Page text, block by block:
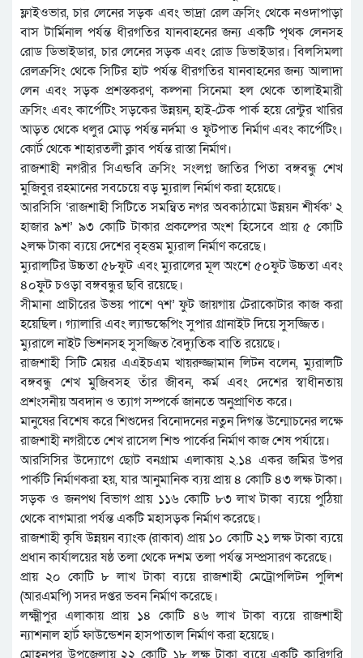
ফ্লাইওভার, চার লেনের সড়ক এবং ভাদ্রা রেল ক্রসিং থেকে নওদাপাড়া
বাস টার্মিনাল পর্যন্ত ধীরগতির যানবাহনের জন্য একটি পৃথক লেনসহ
রোড ডিভাইডার, চার লেনের সড়ক এবং রোড ডিভাইডার। বিলসিমলা
রেলক্রসিং থেকে সিটির হাট পর্যন্ত ধীরগতির যানবাহনের জন্য আলাদা
লেন এবং সড়ক প্রশস্তকরণ, কল্পনা সিনেমা হল থেকে তালাইমারী
ক্রসিং এবং কার্পেটিং সড়কের উন্নয়ন, হাই-টেক পার্ক হয়ে রেন্টুর খারির
আড়ত থেকে ধলুর মোড় পর্যন্ত নর্দমা ও ফুটপাত নির্মাণ এবং কার্পেটিং।
কোর্ট থেকে শাহারতলী ক্লাব পর্যন্ত রাস্তা নির্মাণ।
রাজশাহী নগরীর সিএন্ডবি ক্রসিং সংলগ্ন জাতির পিতা বঙ্গবন্ধু শেখ
মুজিবুর রহমানের সবচেয়ে বড় ম্যুরাল নির্মাণ করা হয়েছে।
আরসিসি ‘রাজশাহী সিটিতে সমন্বিত নগর অবকাঠামো উন্নয়ন শীর্ষক’ ২
হাজার ৯শ’ ৯৩ কোটি টাকার প্রকল্পের অংশ হিসেবে প্রায় ৫ কোটি
২লক্ষ টাকা ব্যয়ে দেশের বৃহত্তম ম্যুরাল নির্মাণ করেছে।
ম্যুরালটির উচ্চতা ৫৮ফুট এবং ম্যুরালের মূল অংশে ৫০ফুট উচ্চতা এবং
৪০ফুট চওড়া বঙ্গবন্ধুর ছবি রয়েছে।
সীমানা প্রাচীরের উভয় পাশে ৭শ’ ফুট জায়গায় টেরাকোটার কাজ করা
হয়েছিল। গ্যালারি এবং ল্যান্ডস্কেপিং সুপার গ্রানাইট দিয়ে সুসজ্জিত।
ম্যুরালে নাইট ভিশনসহ সুসজ্জিত বৈদ্যুতিক বাতি রয়েছে।
রাজশাহী সিটি মেয়র এএইচএম খায়রুজ্জামান লিটন বলেন, ম্যুরালটি
বঙ্গবন্ধু শেখ মুজিবসহ তাঁর জীবন, কর্ম এবং দেশের স্বাধীনতায়
প্রশংসনীয় অবদান ও ত্যাগ সম্পর্কে জানতে অনুপ্রাণিত করে।
মানুষের বিশেষ করে শিশুদের বিনোদনের নতুন দিগন্ত উন্মোচনের লক্ষে
রাজশাহী নগরীতে শেখ রাসেল শিশু পার্কের নির্মাণ কাজ শেষ পর্যায়ে।
আরসিসির উদ্যোগে ছোট বনগ্রাম এলাকায় ২.১৪ একর জমির উপর
পার্কটি নির্মাণকরা হয়, যার আনুমানিক ব্যয় প্রায় ৪ কোটি ৪৩ লক্ষ টাকা।
সড়ক ও জনপথ বিভাগ প্রায় ১১৬ কোটি ৮৩ লাখ টাকা ব্যয়ে পুঠিয়া
থেকে বাগমারা পর্যন্ত একটি মহাসড়ক নির্মাণ করেছে।
রাজশাহী কৃষি উন্নয়ন ব্যাংক (রাকাব) প্রায় ১০ কোটি ২১ লক্ষ টাকা ব্যয়ে
প্রধান কার্যালয়ের ষষ্ঠ তলা থেকে দশম তলা পর্যন্ত সম্প্রসারণ করেছে।
প্রায় ২০ কোটি ৮ লাখ টাকা ব্যয়ে রাজশাহী মেট্রোপলিটন পুলিশ
(আরএমপি) সদর দপ্তর ভবন নির্মাণ করেছে।
লক্ষ্মীপুর এলাকায় প্রায় ১৪ কোটি ৪৬ লাখ টাকা ব্যয়ে রাজশাহী
ন্যাশনাল হার্ট ফাউন্ডেশন হাসপাতাল নির্মাণ করা হয়েছে।